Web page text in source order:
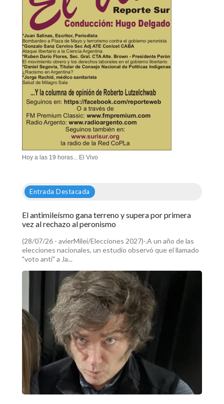
Hoy a las 19 horas... El Vivo
Entrada Destacada
El antimileísmo gana terreno y supera por primera
vez al rechazo al peronismo
(28/07/26 - avierMilei/Elecciones 2027)-.A un año de las
elecciones nacionales, un estudio observó que el llamado
"voto anti" a Ja...